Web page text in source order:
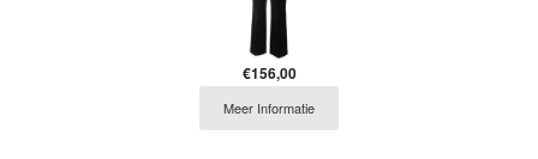
€156,00
Meer Informatie